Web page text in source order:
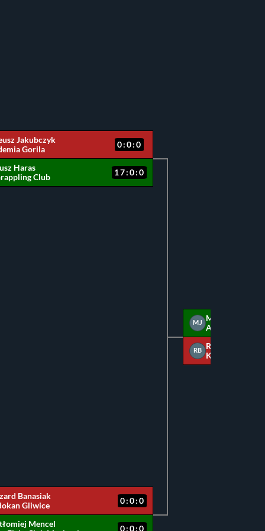
MJ
Mateusz
Academia
RB
Ryszard
Kodokan
Jakubczyk
Gorila
0:0:0
Haras
Club
17:0:0
Banasiak
Gliwice
0:0:0
Mencel
0:0:0